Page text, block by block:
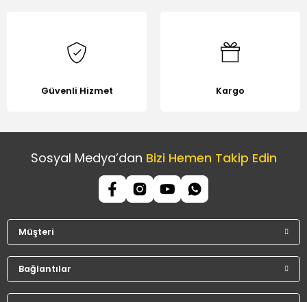
Güvenli Hizmet Kargo
Sosyal Medya’dan Bizi Hemen Takip Edin
Müşteri
Bağlantılar